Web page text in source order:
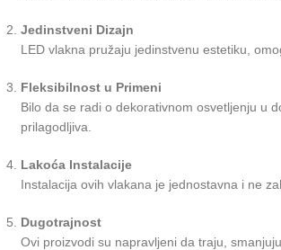
Jedinstveni Dizajn
LED vlakna pružaju jedinstvenu estetiku,
Fleksibilnost u Primeni
Bilo da se radi o dekorativnom osvetljenju u
prilagodljiva.
Lakoća Instalacije
Instalacija ovih vlakana je jednostavna i ne
Dugotrajnost
Ovi proizvodi su napravljeni da traju,